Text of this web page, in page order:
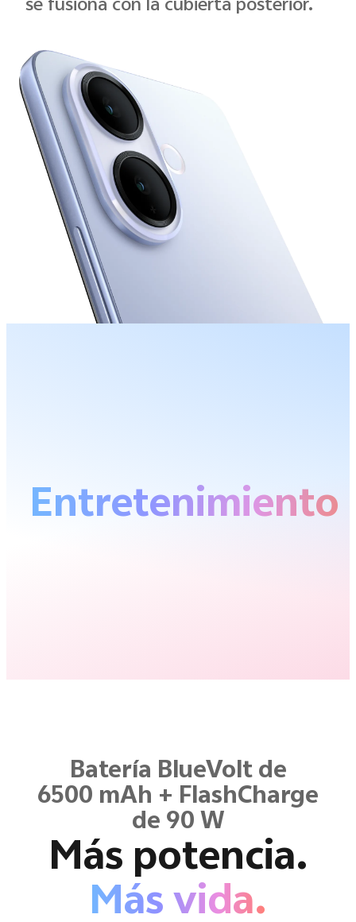
Entretenimiento
Batería BlueVolt de
6500 mAh + FlashCharge
de 90 W
Más potencia.
Más vida.